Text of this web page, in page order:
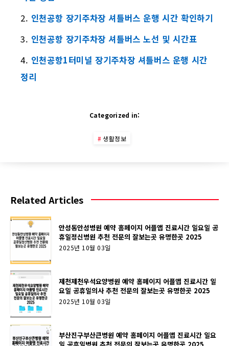
인천공항 장기주차장 셔틀버스 운행 시간 확인하기
인천공항 장기주차장 셔틀버스 노선 및 시간표
인천공항1터미널 장기주차장 셔틀버스 운행 시간
정리
Categorized in:
생활정보
Related Articles
안성동안성병원 예약 홈페이지 어플앱 진료시간 일요일 공
휴일정신병원 추천 전문의 잘보는곳 유명한곳 2025
2025년 10월 03일
제천제천우석요양병원 예약 홈페이지 어플앱 진료시간 일
요일 공휴일의사 추천 전문의 잘보는곳 유명한곳 2025
2025년 10월 03일
부산진구부산큰병원 예약 홈페이지 어플앱 진료시간 일요